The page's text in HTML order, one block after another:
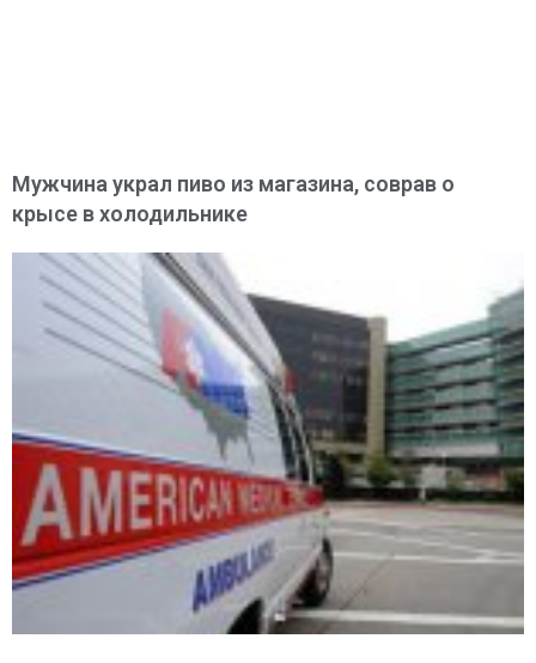
Мужчина украл пиво из магазина, соврав о
крысе в холодильнике